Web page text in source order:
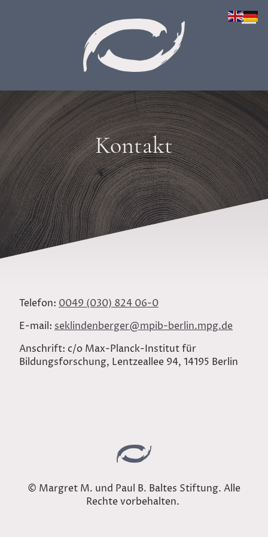
Kontakt
Telefon: 0049 (030) 824 06-0
E-mail: seklindenberger@mpib-berlin.mpg.de
Anschrift: c/o Max-Planck-Institut für
Bildungsforschung, Lentzeallee 94, 14195 Berlin
© Margret M. und Paul B. Baltes Stiftung. Alle
Rechte vorbehalten.